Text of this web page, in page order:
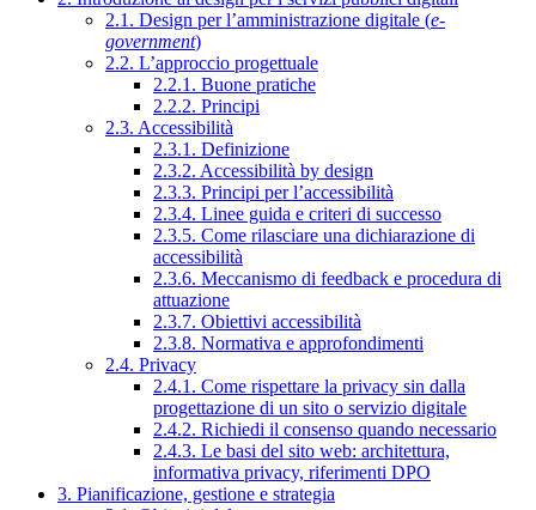
2.1. Design per l’amministrazione digitale (e-
government)
2.2. L’approccio progettuale
2.2.1. Buone pratiche
2.2.2. Principi
2.3. Accessibilità
2.3.1. Definizione
2.3.2. Accessibilità by design
2.3.3. Principi per l’accessibilità
2.3.4. Linee guida e criteri di successo
2.3.5. Come rilasciare una dichiarazione di
accessibilità
2.3.6. Meccanismo di feedback e procedura di
attuazione
2.3.7. Obiettivi accessibilità
2.3.8. Normativa e approfondimenti
2.4. Privacy
2.4.1. Come rispettare la privacy sin dalla
progettazione di un sito o servizio digitale
2.4.2. Richiedi il consenso quando necessario
2.4.3. Le basi del sito web: architettura,
informativa privacy, riferimenti DPO
3. Pianificazione, gestione e strategia